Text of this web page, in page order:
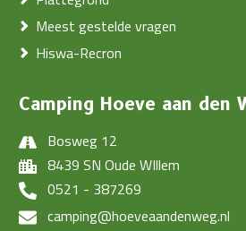
Meest gestelde vragen
Hiswa-Recron
Camping Hoeve aan den
Bosweg 12
8439 SN Oude WIllem
0521 - 387269
camping@hoeveaandenweg.nl